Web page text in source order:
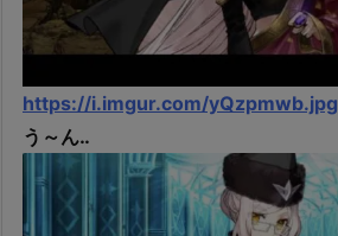
https://i.imgur.com/yQzpmwb.jpg
う～ん‥